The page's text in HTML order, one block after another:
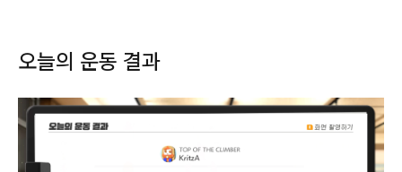
오늘의 운동 결과